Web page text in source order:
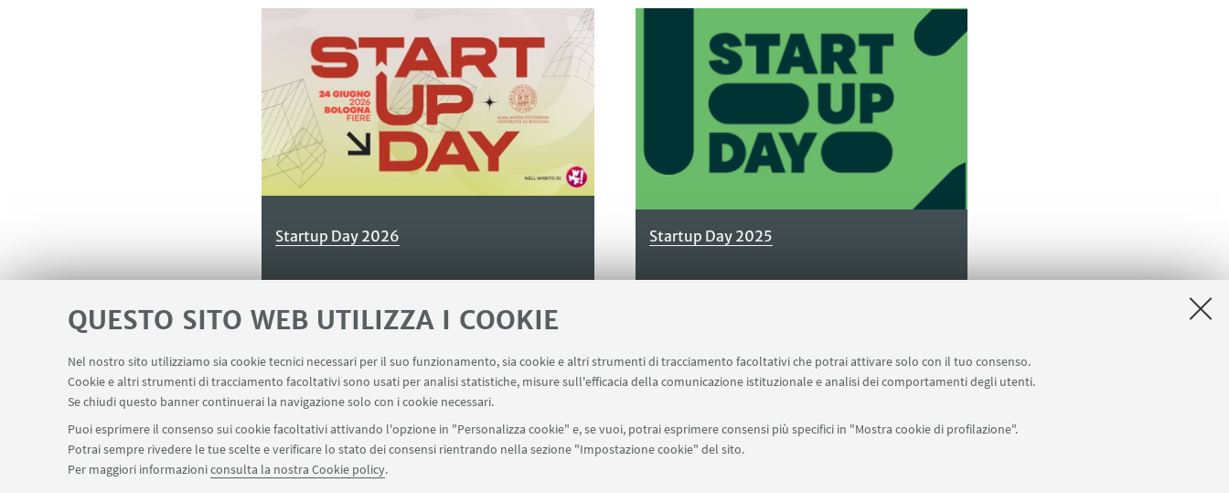
QUESTO SITO WEB UTILIZZA I COOKIE
Nel nostro sito utilizziamo sia cookie tecnici necessari per il suo funzionamento, sia cookie e altri strumenti di tracciamento facoltativi che potrai attivare solo con il tuo consenso.
Cookie e altri strumenti di tracciamento facoltativi sono usati per analisi statistiche, misure sull'efficacia della comunicazione istituzionale e analisi dei comportamenti degli utenti.
Se chiudi questo banner continuerai la navigazione solo con i cookie necessari.
Puoi esprimere il consenso sui cookie facoltativi attivando l'opzione in "Personalizza cookie" e, se vuoi, potrai esprimere consensi più specifici in "Mostra cookie di profilazione".
Potrai sempre rivedere le tue scelte e verificare lo stato dei consensi rientrando nella sezione "Impostazione cookie" del sito.
Per maggiori informazioniconsulta la nostra Cookie policy.
Startup Day 2026 Startup Day 2025